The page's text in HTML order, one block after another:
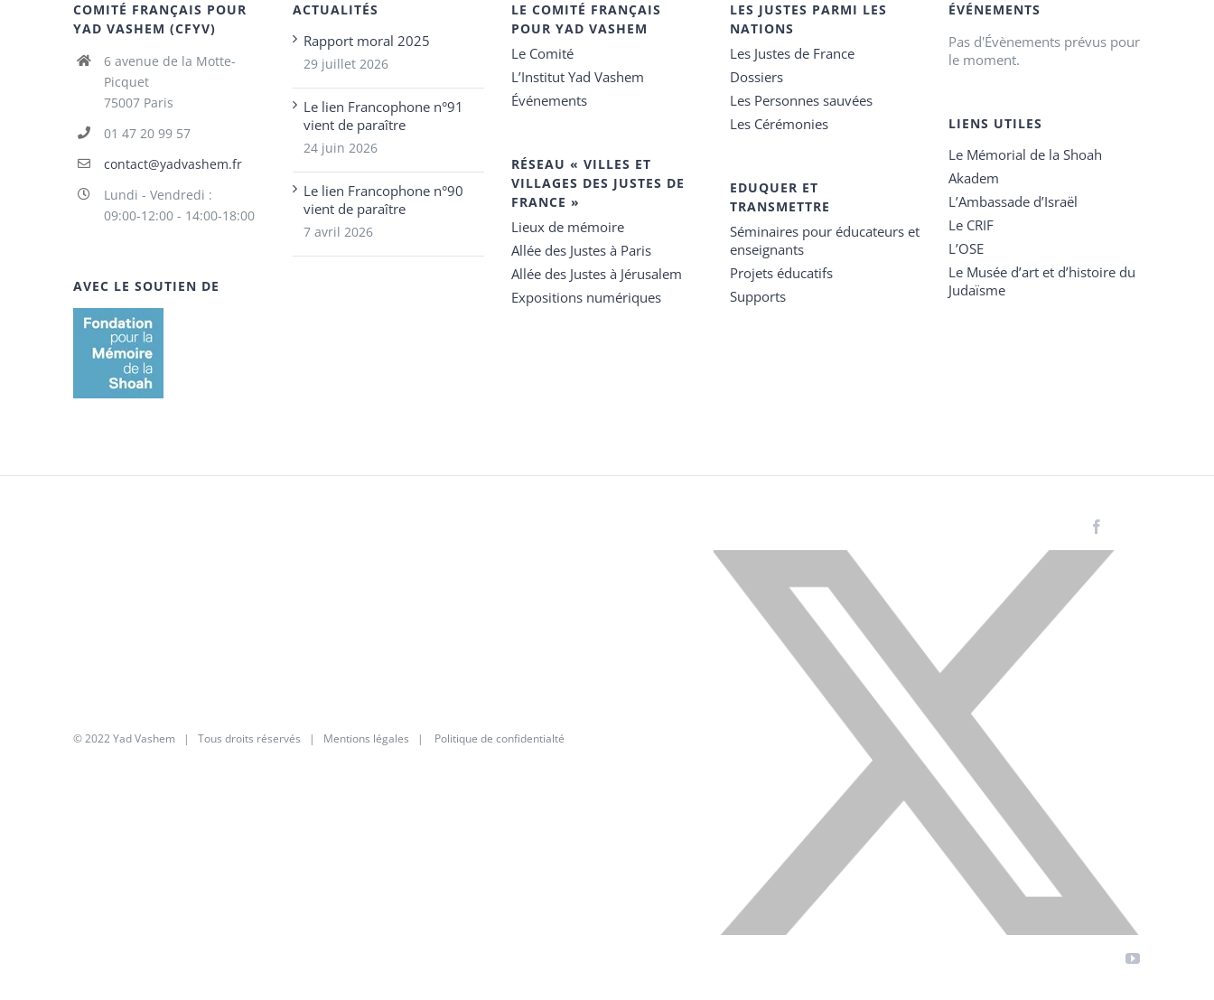
COMITÉ FRANÇAIS POUR
YAD VASHEM (CFYV)
6 avenue de la Motte-
Picquet
75007 Paris
01 47 20 99 57
contact@yadvashem.fr
Lundi - Vendredi :
09:00-12:00 - 14:00-18:00
AVEC LE SOUTIEN DE
ACTUALITÉS
Rapport moral 2025
29 juillet 2026
Le lien Francophone n°91
vient de paraître
24 juin 2026
Le lien Francophone n°90
vient de paraître
7 avril 2026
LE COMITÉ FRANÇAIS
POUR YAD VASHEM
Le Comité
L’Institut Yad Vashem
Événements
RÉSEAU « VILLES ET
VILLAGES DES JUSTES DE
FRANCE »
Lieux de mémoire
Allée des Justes à Paris
Allée des Justes à Jérusalem
Expositions numériques
LES JUSTES PARMI LES
NATIONS
Les Justes de France
Dossiers
Les Personnes sauvées
Les Cérémonies
EDUQUER ET
TRANSMETTRE
Séminaires pour éducateurs et
enseignants
Projets éducatifs
Supports
ÉVÉNEMENTS
Pas d'Évènements prévus pour
le moment.
LIENS UTILES
Le Mémorial de la Shoah
Akadem
L’Ambassade d’Israël
Le CRIF
L’OSE
Le Musée d’art et d’histoire du
Judaïsme
© 2022 Yad Vashem | Tous droits réservés | Mentions légales | Politique de confidentialté
X
YouTube